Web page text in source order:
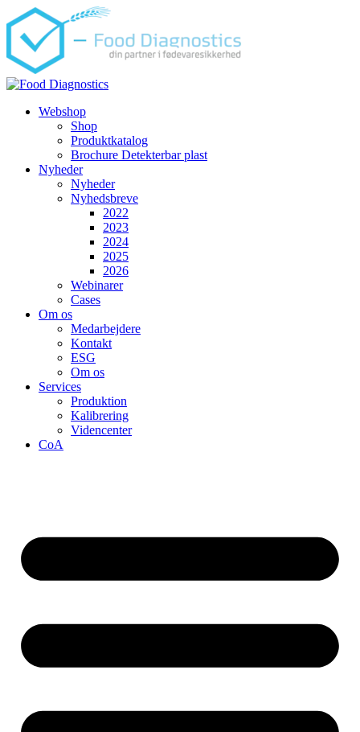
Videre
til
indhold
Webshop
Shop
Produktkatalog
Brochure Detekterbar plast
Nyheder
Nyheder
Nyhedsbreve
2022
2023
2024
2025
2026
Webinarer
Cases
Om os
Medarbejdere
Kontakt
ESG
Om os
Services
Produktion
Kalibrering
Videncenter
CoA